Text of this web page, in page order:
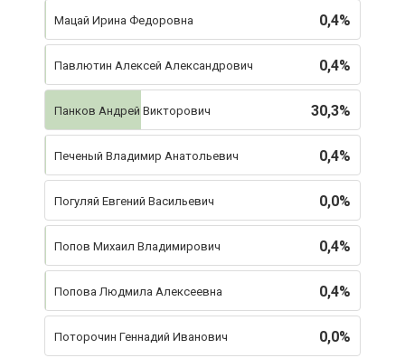
0,4%
Мацай Ирина Федоровна
0,4%
Павлютин Алексей Александрович
30,3%
Панков Андрей Викторович
0,4%
Печеный Владимир Анатольевич
0,0%
Погуляй Евгений Васильевич
0,4%
Попов Михаил Владимирович
0,4%
Попова Людмила Алексеевна
0,0%
Поторочин Геннадий Иванович